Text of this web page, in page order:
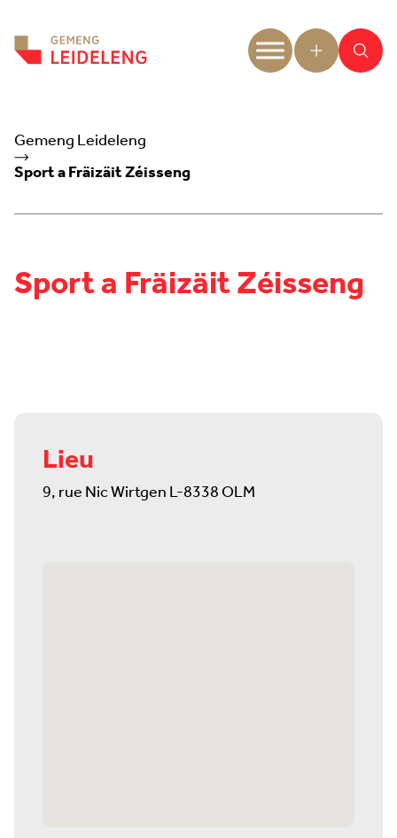
Gemeng Leideleng
Sport a Fräizäit Zéisseng
Sport a Fräizäit Zéisseng
Lieu
9, rue Nic Wirtgen L-8338 OLM